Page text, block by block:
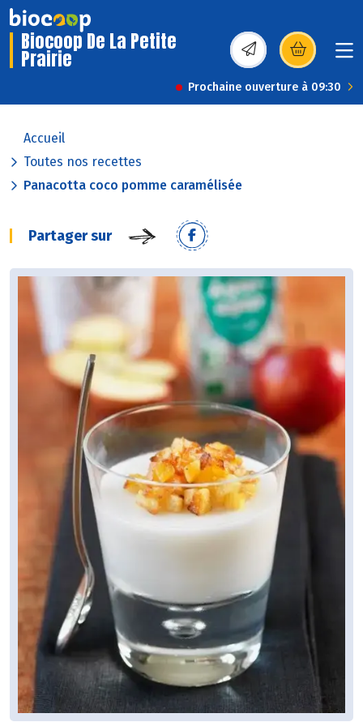
Biocoop De La Petite
Prairie (s’ouvre dans une
Prochaine ouverture à 09:30
Accueil
Toutes nos recettes
Panacotta coco pomme caramélisée
Partager sur